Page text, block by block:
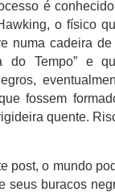
é
o físico
numa cadeira
do Tempo” e
fossem
quente.
post, o mundo
buracos